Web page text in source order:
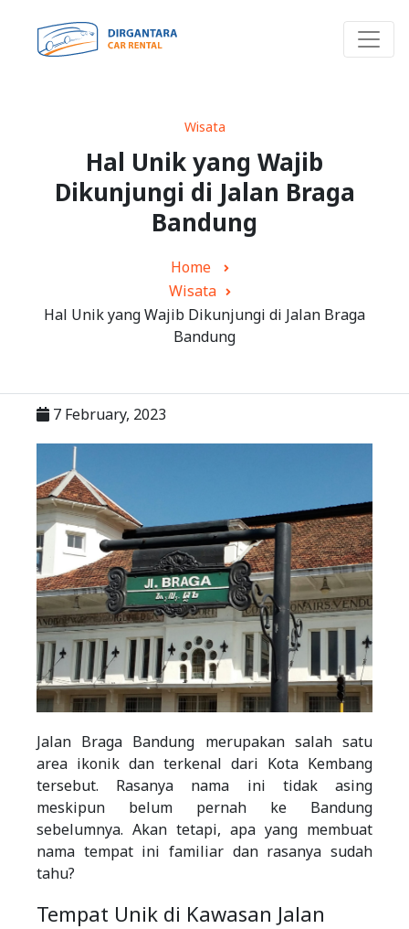
Wisata
Hal Unik yang Wajib
Dikunjungi di Jalan Braga
Bandung
Home
Wisata
Hal Unik yang Wajib Dikunjungi di Jalan Braga
Bandung
7 February, 2023
Jalan Braga Bandung merupakan salah satu
area ikonik dan terkenal dari Kota Kembang
tersebut. Rasanya nama ini tidak asing
meskipun belum pernah ke Bandung
sebelumnya. Akan tetapi, apa yang membuat
nama tempat ini familiar dan rasanya sudah
tahu?
Tempat Unik di Kawasan Jalan